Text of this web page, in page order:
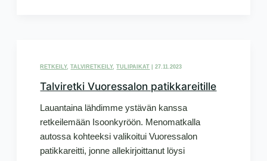
RETKEILY,TALVIRETKEILY,TULIPAIKAT |27.11.2023
Talviretki Vuoressalon patikkareitille
Lauantaina lähdimme ystävän kanssa
retkeilemään Isoonkyröön. Menomatkalla
autossa kohteeksi valikoitui Vuoressalon
patikkareitti, jonne allekirjoittanut löysi